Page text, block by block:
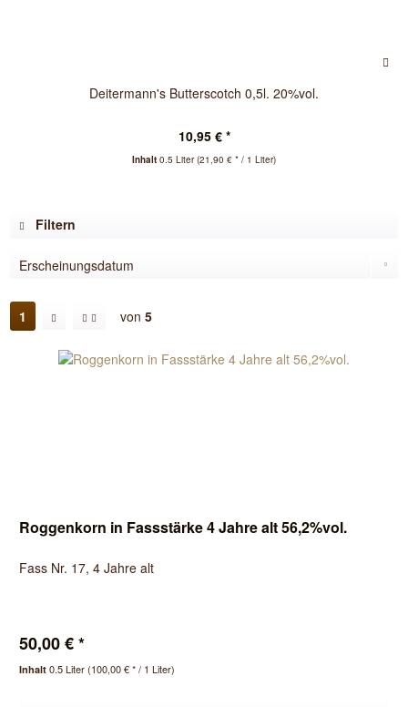
Deitermann's Butterscotch 0,5l. 20%vol.
10,95 € *
Inhalt 0.5 Liter(21,90 € * / 1 Liter)
Filtern
1 von 5
Roggenkorn in Fassstärke 4 Jahre alt 56,2%vol.
Fass Nr. 17, 4 Jahre alt
50,00 € *
Inhalt0.5 Liter(100,00 € * / 1 Liter)